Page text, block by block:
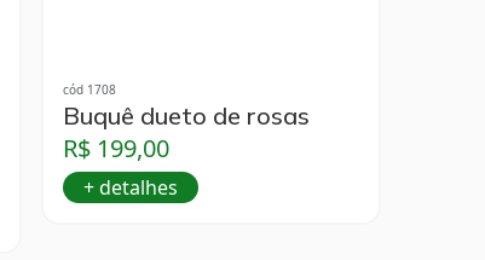
cód 1708
Buquê dueto de rosas
R$ 199,00
+ detalhes